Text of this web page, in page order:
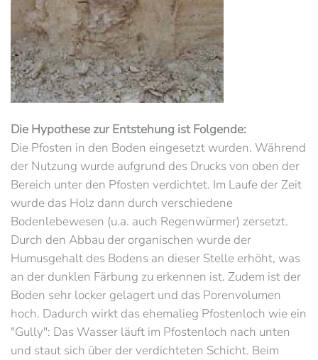
Die Hypothese zur Entstehung ist Folgende:
Die Pfosten in den Boden eingesetzt wurden. Während
der Nutzung wurde aufgrund des Drucks von oben der
Bereich unter den Pfosten verdichtet. Im Laufe der Zeit
wurde das Holz dann durch verschiedene
Bodenlebewesen (u.a. auch Regenwürmer) zersetzt.
Durch den Abbau der organischen wurde der
Humusgehalt des Bodens an dieser Stelle erhöht, was
an der dunklen Färbung zu erkennen ist. Zudem ist der
Boden sehr locker gelagert und das Porenvolumen
hoch. Dadurch wirkt das ehemalieg Pfostenloch wie ein
"Gully": Das Wasser läuft im Pfostenloch nach unten
und staut sich über der verdichteten Schicht. Beim